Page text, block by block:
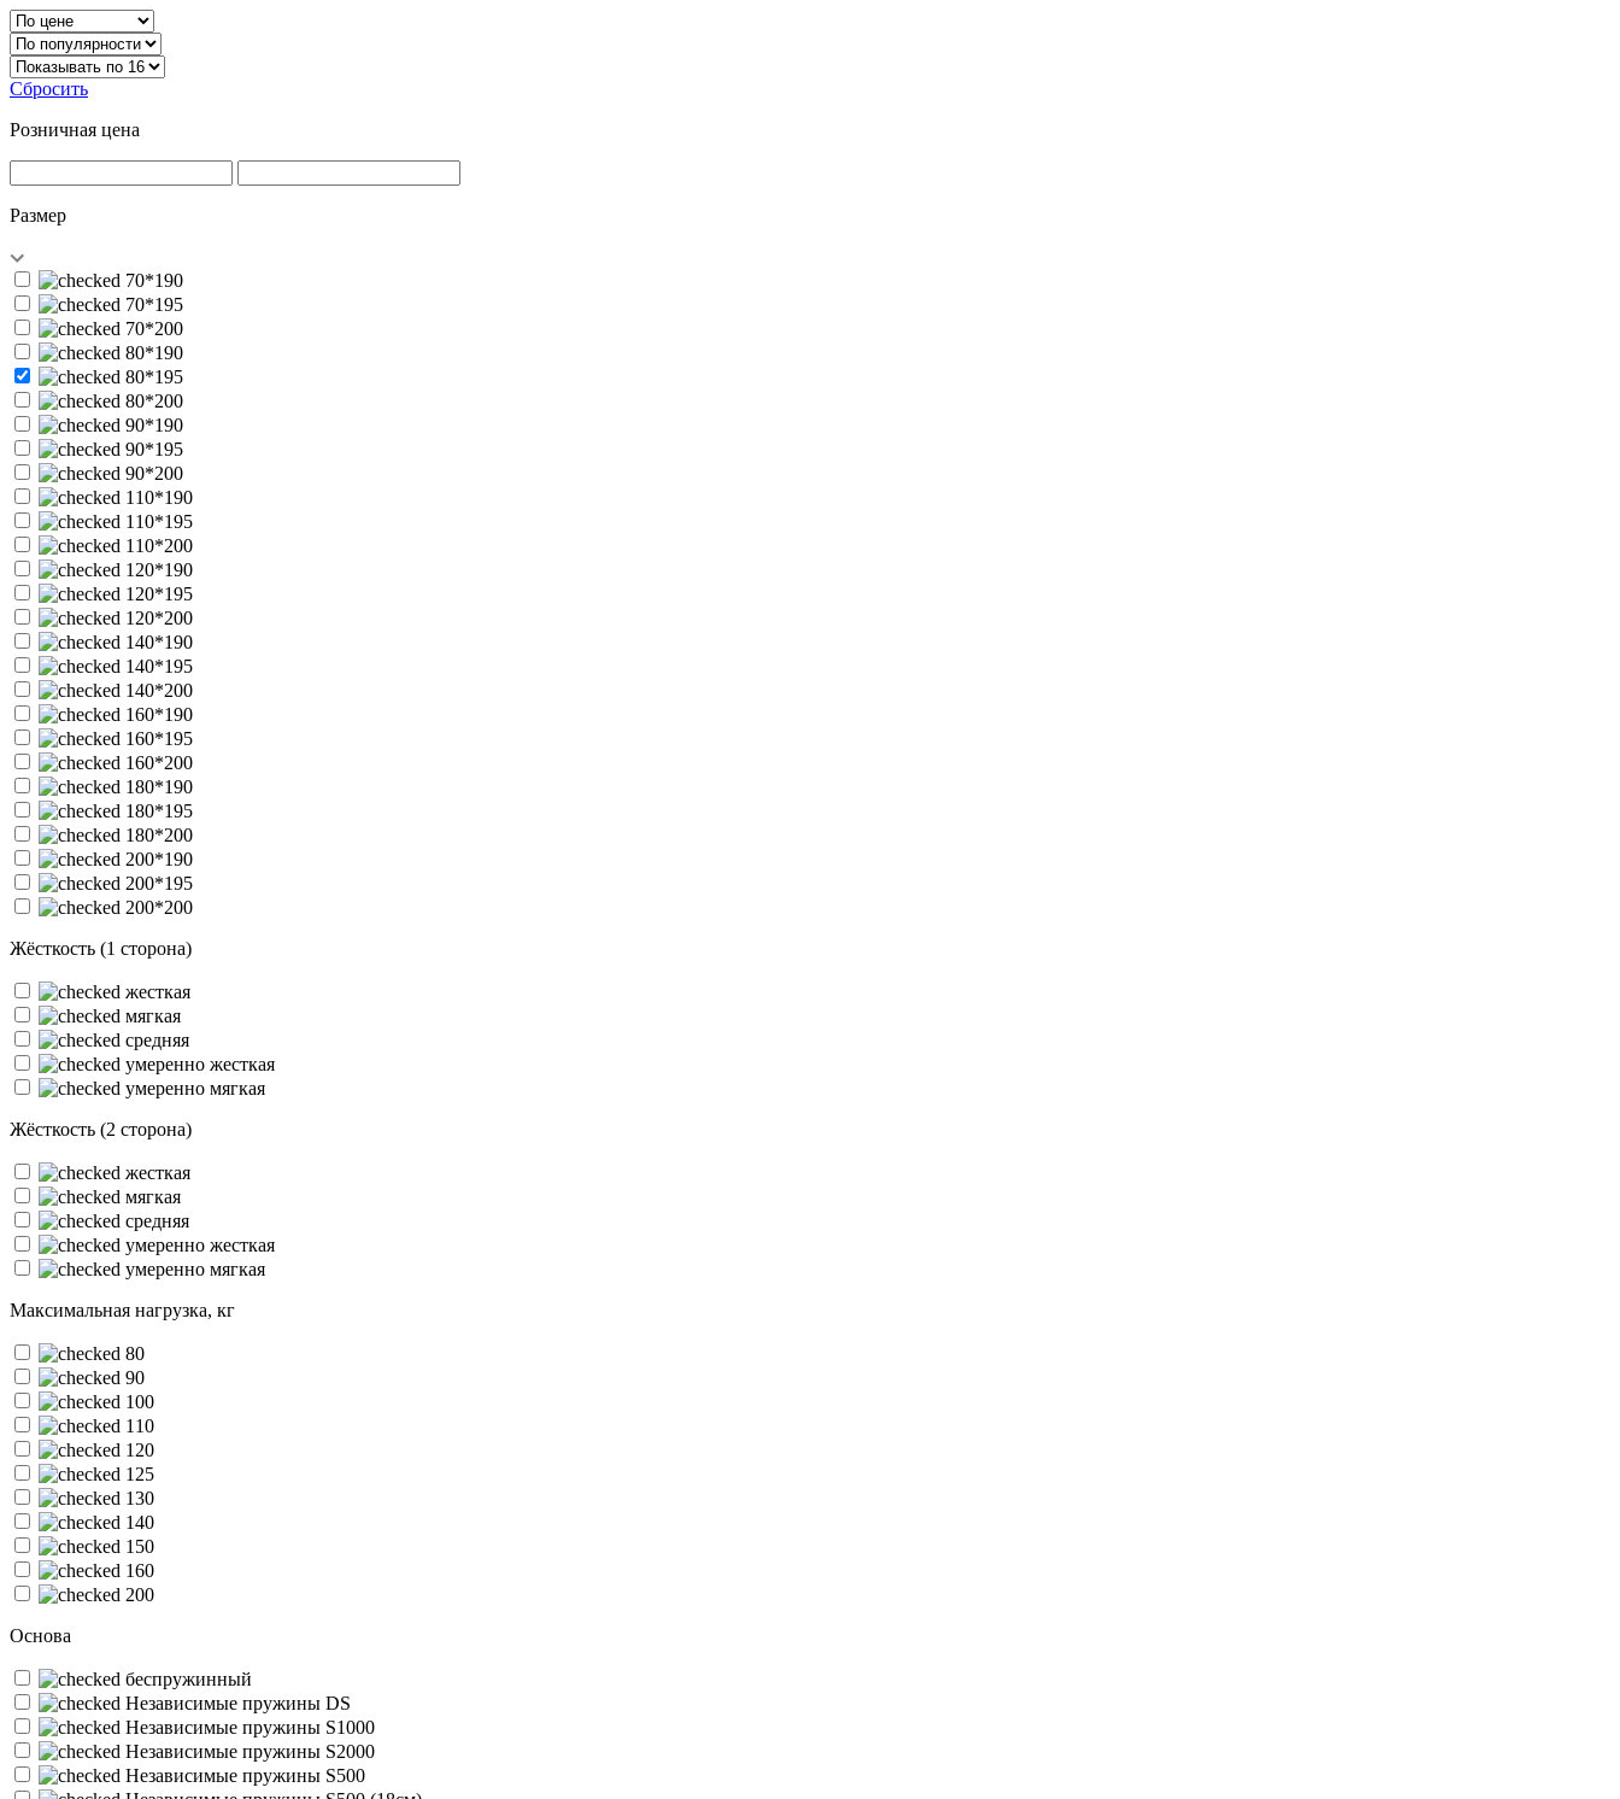
Сбросить
Розничная цена
Размер
70*190
70*195
70*200
80*190
80*195
80*200
90*190
90*195
90*200
110*190
110*195
110*200
120*190
120*195
120*200
140*190
140*195
140*200
160*190
160*195
160*200
180*190
180*195
180*200
200*190
200*195
200*200
Жёсткость (1 сторона)
жесткая
мягкая
средняя
умеренно жесткая
умеренно мягкая
Жёсткость (2 сторона)
жесткая
мягкая
средняя
умеренно жесткая
умеренно мягкая
Максимальная нагрузка, кг
80
90
100
110
120
125
130
140
150
160
200
Основа
беспружинный
Независимые пружины DS
Независимые пружины S1000
Независимые пружины S2000
Независимые пружины S500